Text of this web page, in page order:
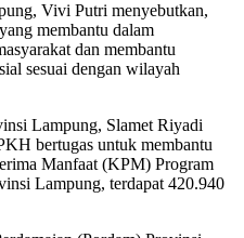
Vivi Putri menyebutkan,
membantu dalam
dan membantu
sesuai dengan wilayah
Lampung, Slamet Riyadi
bertugas untuk membantu
Manfaat (KPM) Program
Lampung, terdapat 420.940